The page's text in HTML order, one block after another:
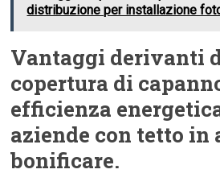
distribuzione per installazione
Vantaggi derivanti
copertura di
efficienza
aziende con tetto in
bonificare.